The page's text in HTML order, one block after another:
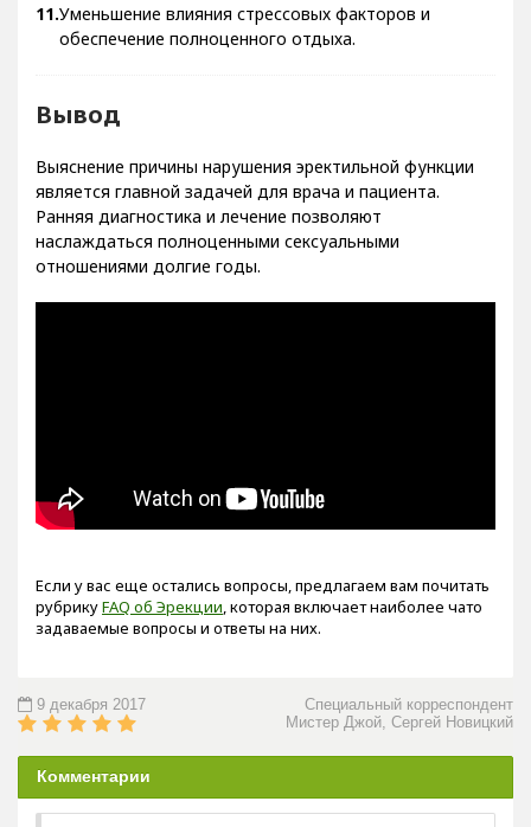
Уменьшение влияния стрессовых факторов и
обеспечение полноценного отдыха.
Вывод
Выяснение причины нарушения эректильной функции
является главной задачей для врача и пациента.
Ранняя диагностика и лечение позволяют
наслаждаться полноценными сексуальными
отношениями долгие годы.
Если у вас еще остались вопросы, предлагаем вам почитать
рубрикуFAQ об Эрекции, которая включает наиболее чато
задаваемые вопросы и ответы на них.
Специальный корреспондент
Мистер Джой, Сергей Новицкий
9 декабря 2017
Комментарии